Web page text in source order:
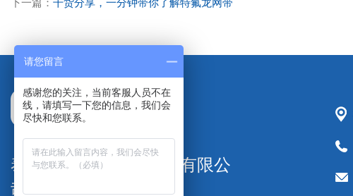
泰州市特氟隆塑料制品有限公
司
请您留言
感谢您的关注，当前客服人员不在
线，请填写一下您的信息，我们会
尽快和您联系。